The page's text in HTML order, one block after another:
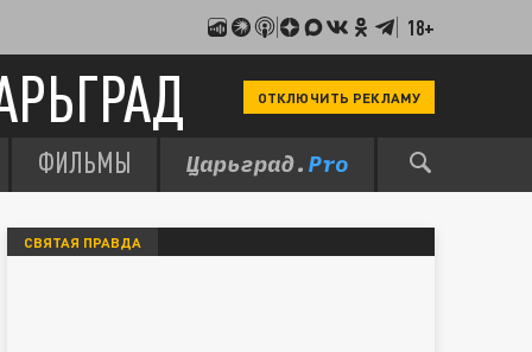
18+
ОТКЛЮЧИТЬ РЕКЛАМУ
ФИЛЬМЫ
СВЯТАЯ ПРАВДА